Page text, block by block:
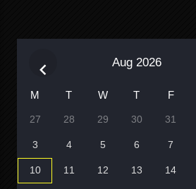
Aug 2026
M T W T F
27 28 29 30 31
3 4 5 6 7
10 11 12 13 14